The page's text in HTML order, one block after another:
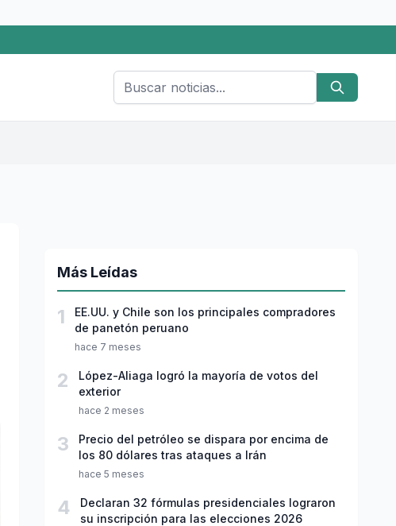
Más Leídas
1
EE.UU. y Chile son los principales compradores
de panetón peruano
hace 7 meses
2
López-Aliaga logró la mayoría de votos del
exterior
hace 2 meses
3
Precio del petróleo se dispara por encima de
los 80 dólares tras ataques a Irán
hace 5 meses
4
Declaran 32 fórmulas presidenciales lograron
su inscripción para las elecciones 2026